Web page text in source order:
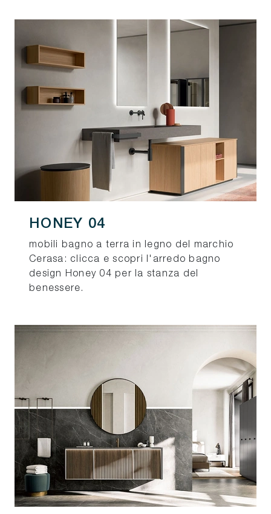
HONEY 04
mobili bagno a terra in legno del marchio
Cerasa: clicca e scopri l'arredo bagno
design Honey 04 per la stanza del
benessere.